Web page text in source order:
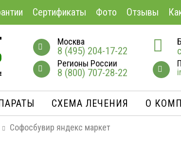
Сертификаты Фото Отзывы
Москва
8 (495) 204-17-22
Регионы России
8 (800) 707-28-22
СХЕМА ЛЕЧЕНИЯ О
Софосбувир яндекс маркет